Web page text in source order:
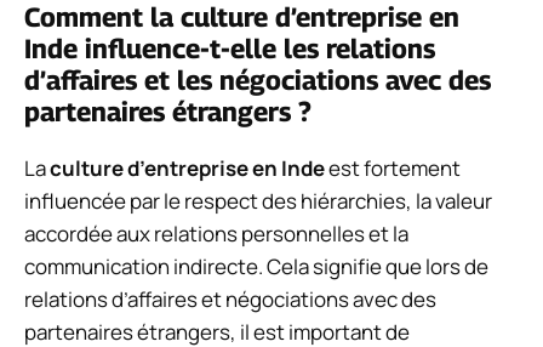
Comment la culture d’entreprise en
Inde influence-t-elle les relations
d’affaires et les négociations avec des
partenaires étrangers ?
Laculture d’entreprise en Indeest fortement
influencée par le respect des hiérarchies, la valeur
accordée aux relations personnelles et la
communication indirecte. Cela signifie que lors de
relations d’affaires et négociations avec des
partenaires étrangers, il est important de